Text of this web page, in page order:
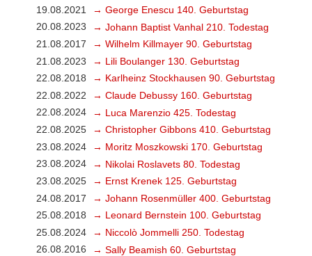
19.08.2021
→ George Enescu 140. Geburtstag
20.08.2023
→ Johann Baptist Vanhal 210. Todestag
21.08.2017
→ Wilhelm Killmayer 90. Geburtstag
21.08.2023
→ Lili Boulanger 130. Geburtstag
22.08.2018
→ Karlheinz Stockhausen 90. Geburtstag
22.08.2022
→ Claude Debussy 160. Geburtstag
22.08.2024
→ Luca Marenzio 425. Todestag
22.08.2025
→ Christopher Gibbons 410. Geburtstag
23.08.2024
→ Moritz Moszkowski 170. Geburtstag
23.08.2024
→ Nikolai Roslavets 80. Todestag
23.08.2025
→ Ernst Krenek 125. Geburtstag
24.08.2017
→ Johann Rosenmüller 400. Geburtstag
25.08.2018
→ Leonard Bernstein 100. Geburtstag
25.08.2024
→ Niccolò Jommelli 250. Todestag
26.08.2016
→ Sally Beamish 60. Geburtstag